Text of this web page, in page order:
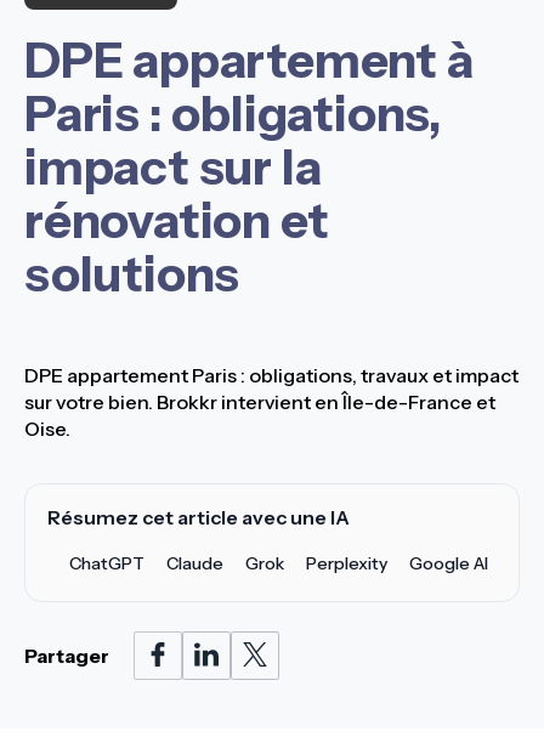
DPE appartement à
Paris : obligations,
impact sur la
rénovation et
solutions
DPE appartement Paris : obligations, travaux et impact
sur votre bien. Brokkr intervient en Île-de-France et
Oise.
Résumez cet article avec une IA
ChatGPT Claude Grok Perplexity Google AI
Partager